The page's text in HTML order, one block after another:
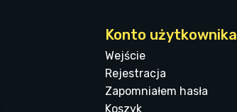
Konto użytkownika
Wejście
Rejestracja
Zapomniałem hasła
Koszyk